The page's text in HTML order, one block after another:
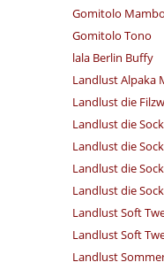
Gomitolo Mambo
Gomitolo Tono
lala Berlin Buffy
Landlust Alpaka
Landlust die
Landlust die
Landlust die
Landlust die
Landlust die
Landlust Soft
Landlust Soft
Landlust